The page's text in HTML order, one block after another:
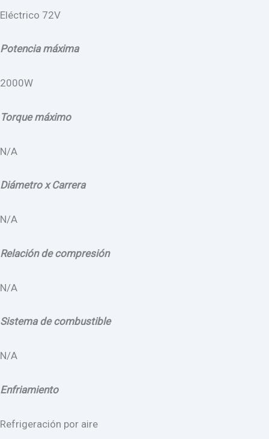
Eléctrico 72V
Potencia máxima
2000W
Torque máximo
N/A
Diámetro x Carrera
N/A
Relación de compresión
N/A
Sistema de combustible
N/A
Enfriamiento
Refrigeración por aire